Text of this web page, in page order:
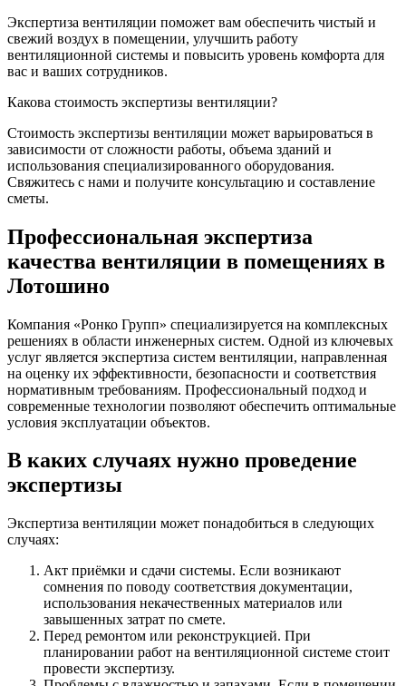
Экспертиза вентиляции поможет вам обеспечить чистый и
свежий воздух в помещении, улучшить работу
вентиляционной системы и повысить уровень комфорта для
вас и ваших сотрудников.
Какова стоимость экспертизы вентиляции?
Стоимость экспертизы вентиляции может варьироваться в
зависимости от сложности работы, объема зданий и
использования специализированного оборудования.
Свяжитесь с нами и получите консультацию и составление
сметы.
Профессиональная экспертиза
качества вентиляции в помещениях в
Лотошино
Компания «Ронко Групп» специализируется на комплексных
решениях в области инженерных систем. Одной из ключевых
услуг является экспертиза систем вентиляции, направленная
на оценку их эффективности, безопасности и соответствия
нормативным требованиям. Профессиональный подход и
современные технологии позволяют обеспечить оптимальные
условия эксплуатации объектов.
В каких случаях нужно проведение
экспертизы
Экспертиза вентиляции может понадобиться в следующих
случаях:
Акт приёмки и сдачи системы. Если возникают
сомнения по поводу соответствия документации,
использования некачественных материалов или
завышенных затрат по смете.
Перед ремонтом или реконструкцией. При
планировании работ на вентиляционной системе стоит
провести экспертизу.